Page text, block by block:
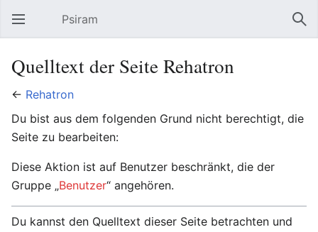
Hauptmenü öffnen Psiram
Quelltext der Seite Rehatron
← Rehatron
Du bist aus dem folgenden Grund nicht berechtigt, die
Seite zu bearbeiten:
Diese Aktion ist auf Benutzer beschränkt, die der
Gruppe „Benutzer“ angehören.
Du kannst den Quelltext dieser Seite betrachten und